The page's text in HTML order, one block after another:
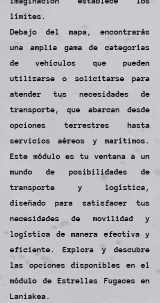
límites.
Debajo del mapa, encontrarás
una amplia gama de categorías
de vehículos que pueden
utilizarse o solicitarse para
atender tus necesidades de
transporte, que abarcan desde
opciones terrestres hasta
servicios aéreos y marítimos.
Este módulo es tu ventana a un
mundo de posibilidades de
transporte y logística,
diseñado para satisfacer tus
necesidades de movilidad y
logística de manera efectiva y
eficiente. Explora y descubre
las opciones disponibles en el
módulo de Estrellas Fugaces en
Laniakea.